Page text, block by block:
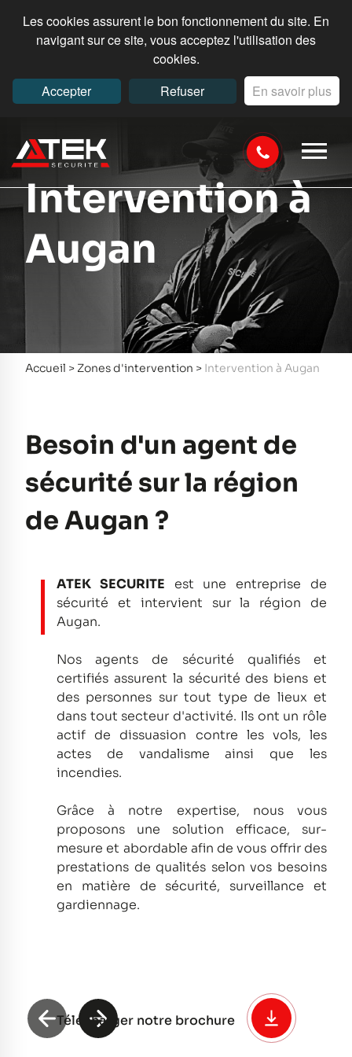
Les cookies assurent le bon fonctionnement du site. En
navigant sur ce site, vous acceptez l'utilisation des
cookies.
Accepter
Refuser En savoir plus
Intervention à
Augan
Accueil > Zones d'intervention > Intervention à Augan
Besoin d'un agent de
sécurité sur la région
de Augan ?
ATEK SECURITE est une entreprise de
sécurité et intervient sur la région de
Augan.
Nos agents de sécurité qualifiés et
certifiés assurent la sécurité des biens et
des personnes sur tout type de lieux et
dans tout secteur d'activité. Ils ont un rôle
actif de dissuasion contre les vols, les
actes de vandalisme ainsi que les
incendies.
Grâce à notre expertise, nous vous
proposons une solution efficace, sur-
mesure et abordable afin de vous offrir des
prestations de qualités selon vos besoins
en matière de sécurité, surveillance et
gardiennage.
Télécharger notre brochure